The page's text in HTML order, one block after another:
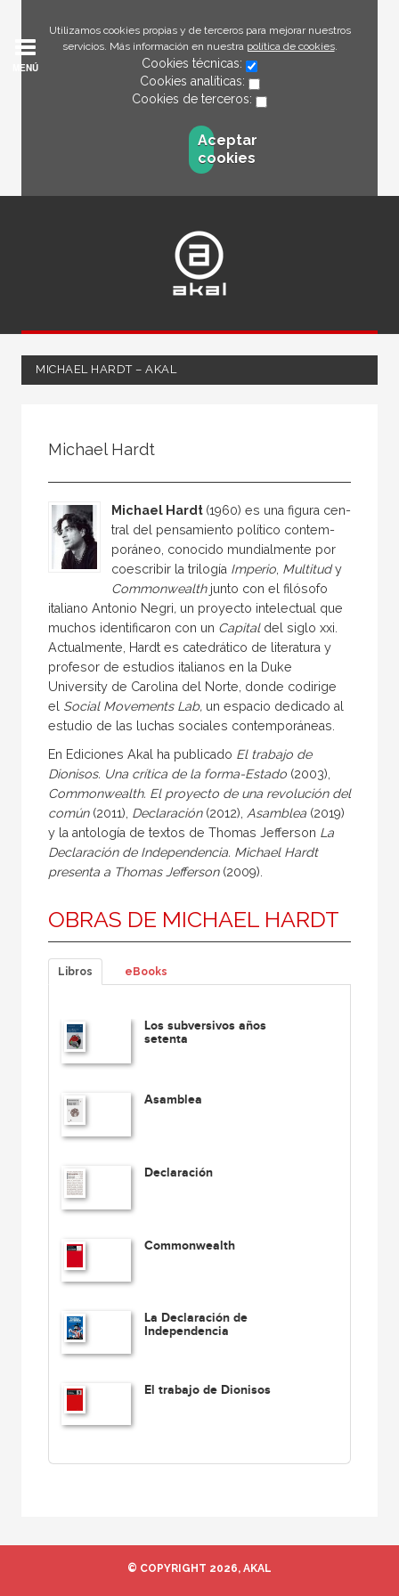
Utilizamos cookies propias y de terceros para mejorar nuestros
servicios. Más información en nuestra política de cookies.
Cookies técnicas:
Cookies analíticas:
Cookies de terceros:
Aceptar
cookies
MENÚ
MICHAEL HARDT – AKAL
Coordinador
Editor
Escritor
Escritora
Ilustrador
Prologuista
Traductora
Michael Hardt
Michael Hardt (1960) es una figura cen­
tral del pensamiento político contem­
poráneo, conocido mundialmente por
coescribir la trilogía Imperio Multitudy
Commonwealth junto con el filósofo
italiano Antonio Negri, un proyecto in­telectual que
muchos identificaron con un Capital del siglo xxi.
Actual­mente, Hardt es catedrático de lite­ratura y
profesor de estudios italianos en la Duke
University de Carolina del Norte, donde codirige
el Social Move­ments Lab, un espacio dedicado al
estudio de las luchas sociales contem­poráneas.
En Ediciones Akal ha publicado El tra­bajo de
Dionisos. Una crítica de la for­ma-Estado (2003),
Commonwealth. El proyecto de una revolución del
co­mún (2011), Declaración (2012), Asam­blea (2019)
y la antología de textos de Thomas Jefferson La
Declaración de Independencia. Michael Hardt
presen­ta a Thomas Jefferson (2009).
OBRAS DE MICHAEL HARDT
Libros eBooks
Los subversivos años
setenta
Asamblea
Declaración
Commonwealth
La Declaración de
Independencia
El trabajo de Dionisos
© COPYRIGHT 2026, AKAL